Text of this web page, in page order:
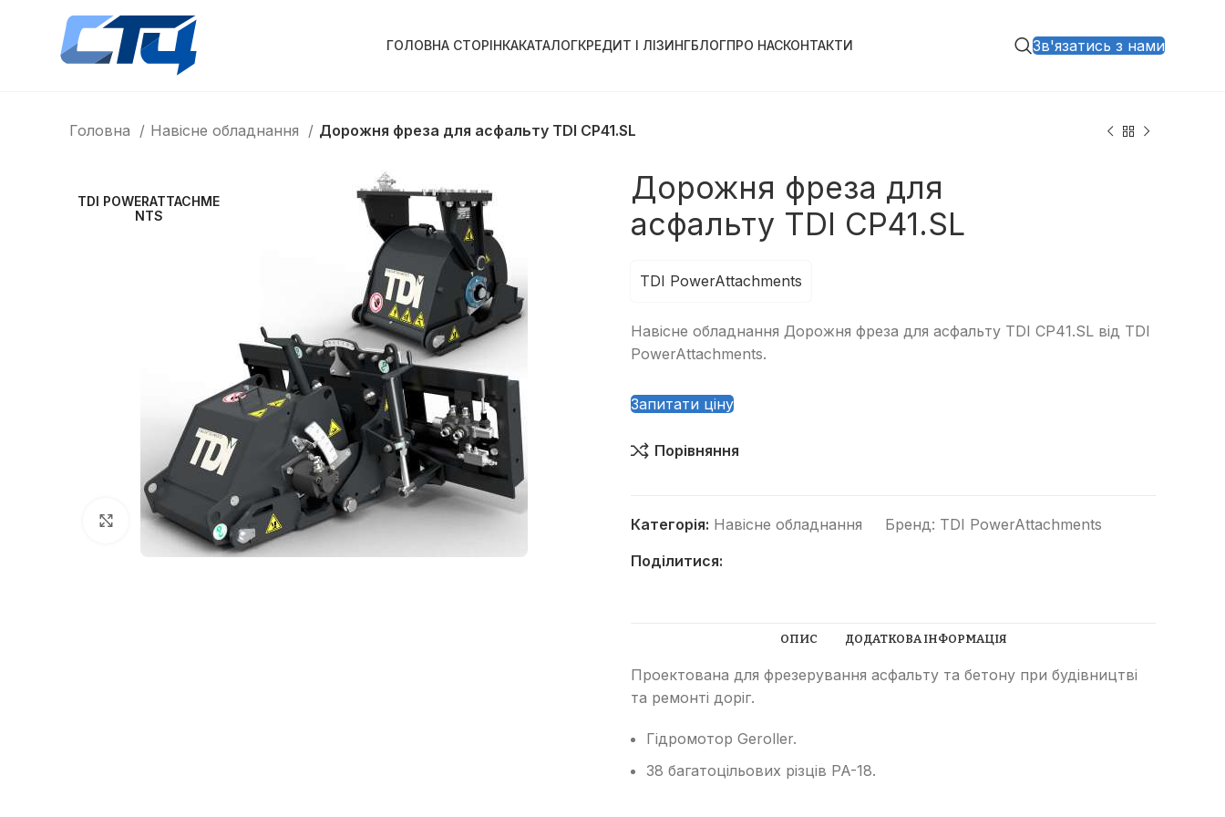
ГОЛОВНА СТОРІНКАКАТАЛОГ
Вилкові навантажувачі
Віброплити
Відбійні молотки
Гусеничні бульдозери
(компактори)
Трубоукладачі
Річстакери
КРЕДИТ І ЛІЗИНГБЛОГПРО НАСКОНТАКТИ Зв'язатись з нами
Головна Навісне обладнання Дорожня фреза для асфальту TDI CP41.SL
TDI POWERATTACHME
NTS
Клацніть, щоб збільшити
Дорожня фреза для
асфальту TDI CP41.SL
TDI PowerAttachments
Навісне обладнання Дорожня фреза для асфальту TDI CP41.SL від TDI
PowerAttachments.
Запитати ціну
Порівняння
Категорія: Навісне обладнання Бренд: TDI PowerAttachments
Поділитися:
ОПИС ДОДАТКОВА ІНФОРМАЦІЯ
Проектована для фрезерування асфальту та бетону при будівництві
та ремонті доріг.
Гідромотор Geroller.
38 багатоцільових різців PA-18.